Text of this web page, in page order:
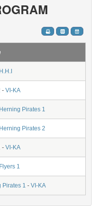
H.H.I
-VI-KA
Herning Pirates 1
Herning Pirates 2
-VI-KA
Flyers 1
Pirates 1 -VI-KA